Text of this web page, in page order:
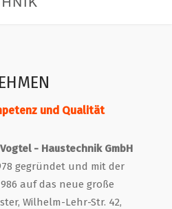
und Qualität
- Haustechnik GmbH
gegründet und mit der
auf das neue große
Wilhelm-Lehr-Str. 42,